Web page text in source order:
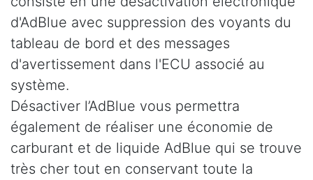
d'AdBlue avec suppression des voyants du
tableau de bord et des messages
d'avertissement dans l'ECU associé au
système.
Désactiver l’AdBlue vous permettra
également de réaliser une économie de
carburant et de liquide AdBlue qui se trouve
très cher tout en conservant toute la